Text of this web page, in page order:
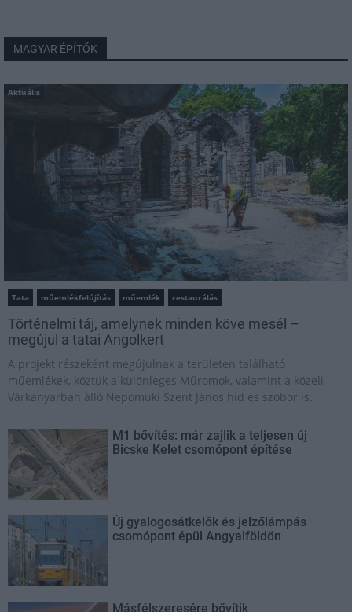
MAGYAR ÉPÍTŐK
Aktuális
Tata műemlékfelújítás műemlék restaurálás
Történelmi táj, amelynek minden köve mesél –
megújul a tatai Angolkert
A projekt részeként megújulnak a területen található
műemlékek, köztük a különleges Műromok, valamint a közeli
Várkanyarban álló Nepomuki Szent János híd és szobor is.
M1 bővítés: már zajlik a teljesen új
Bicske Kelet csomópont építése
Új gyalogosátkelők és jelzőlámpás
csomópont épül Angyalföldön
Másfélszeresére bővítik